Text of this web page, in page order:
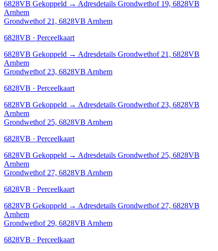
6828VB Gekoppeld → Adresdetails Grondwethof 19, 6828VB
Arnhem
Grondwethof 21, 6828VB Arnhem
6828VB · Perceelkaart
6828VB Gekoppeld → Adresdetails Grondwethof 21, 6828VB
Arnhem
Grondwethof 23, 6828VB Arnhem
6828VB · Perceelkaart
6828VB Gekoppeld → Adresdetails Grondwethof 23, 6828VB
Arnhem
Grondwethof 25, 6828VB Arnhem
6828VB · Perceelkaart
6828VB Gekoppeld → Adresdetails Grondwethof 25, 6828VB
Arnhem
Grondwethof 27, 6828VB Arnhem
6828VB · Perceelkaart
6828VB Gekoppeld → Adresdetails Grondwethof 27, 6828VB
Arnhem
Grondwethof 29, 6828VB Arnhem
6828VB · Perceelkaart